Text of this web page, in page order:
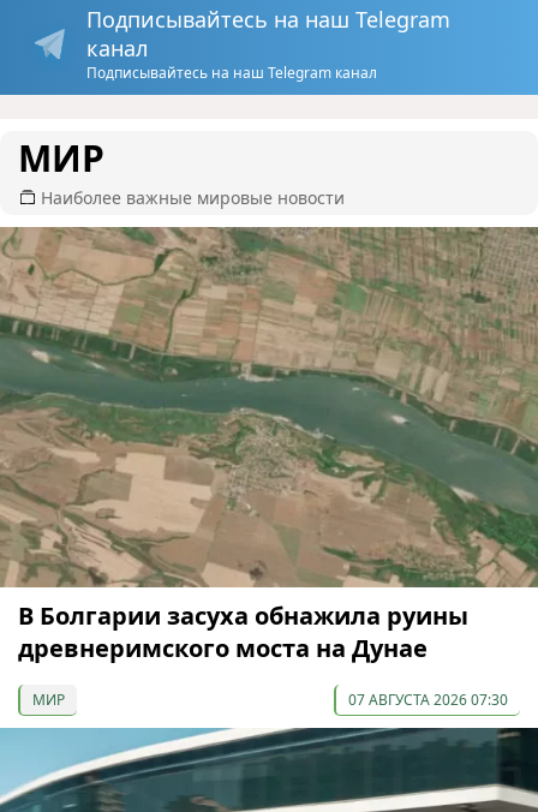
Подписывайтесь на наш Telegram
канал
Подписывайтесь на наш Telegram канал
МИР
Наиболее важные мировые новости
В Болгарии засуха обнажила руины
древнеримского моста на Дунае
МИР 07 АВГУСТА 2026 07:30